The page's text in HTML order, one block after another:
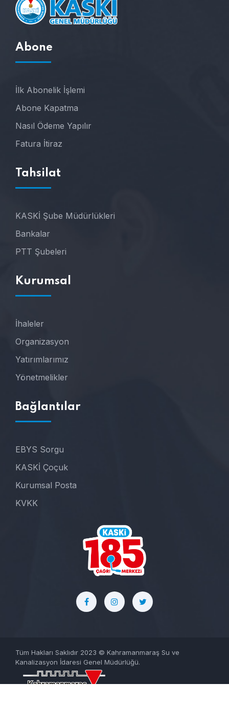
Abone
İlk Abonelik İşlemi
Abone Kapatma
Nasıl Ödeme Yapılır
Fatura İtiraz
Tahsilat
KASKİ Şube Müdürlükleri
Bankalar
PTT Şubeleri
Kurumsal
İhaleler
Organizasyon
Yatırımlarımız
Yönetmelikler
Bağlantılar
EBYS Sorgu
KASKİ Çoçuk
Kurumsal Posta
KVKK
Tüm Hakları Saklıdır 2023 © Kahramanmaraş Su ve
Kanalizasyon İdaresi Genel Müdürlüğü.